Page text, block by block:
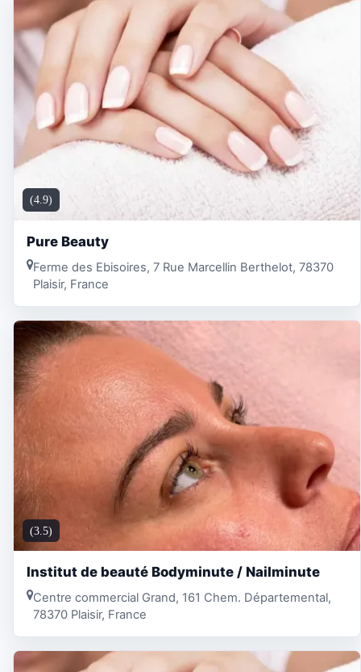
(4.9)
Pure Beauty
Ferme des Ebisoires, 7 Rue Marcellin Berthelot, 78370
Plaisir, France
(3.5)
Institut de beauté Bodyminute / Nailminute
Centre commercial Grand, 161 Chem. Départemental,
78370 Plaisir, France